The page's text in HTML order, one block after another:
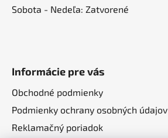
Sobota - Nedeľa: Zatvorené
Informácie pre vás
Obchodné podmienky
Podmienky ochrany osobných údajov
Reklamačný poriadok